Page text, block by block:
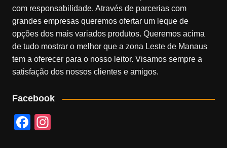
com responsabilidade. Através de parcerias com
grandes empresas queremos ofertar um leque de
opções dos mais variados produtos. Queremos acima
de tudo mostrar o melhor que a zona Leste de Manaus
tem a oferecer para o nosso leitor. Visamos sempre a
satisfação dos nossos clientes e amigos.
Facebook
F